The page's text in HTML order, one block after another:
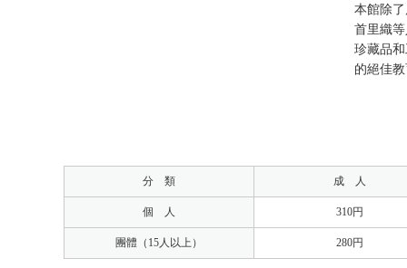
本館除
首里織
珍藏品
的絕佳
分 類 成 人
個 人 310円
團體（15人以上） 280円